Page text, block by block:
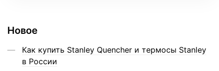
Новое
Как купить Stanley Quencher и термосы Stanley
в России